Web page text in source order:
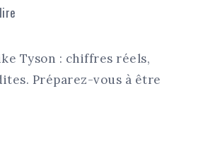
Tyson : chiffres réels,
Préparez-vous à être